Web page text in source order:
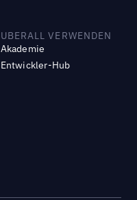
UBERALL VERWENDEN
Akademie
Entwickler-Hub